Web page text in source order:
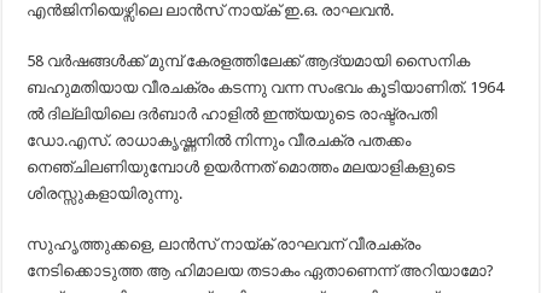
എൻജിനിയെഴ്സിലെ ലാൻസ് നായ്ക് ഇ.ഒ. രാഘവൻ.
58 വർഷങ്ങൾക്ക് മുമ്പ് കേരളത്തിലേക്ക് ആദ്യമായി സൈനിക
ബഹുമതിയായ വീരചക്രം കടന്നു വന്ന സംഭവം കൂടിയാണിത്. 1964
ൽ ദില്ലിയിലെ ദർബാർ ഹാളിൽ ഇന്ത്യയുടെ രാഷ്ട്രപതി
ഡോ.എസ്. രാധാകൃഷ്ണനിൽ നിന്നും വീരചക്ര പതക്കം
നെഞ്ചിലണിയുമ്പോൾ ഉയർന്നത് മൊത്തം മലയാളികളുടെ
ശിരസ്സുകളായിരുന്നു.
സുഹൃത്തുക്കളെ, ലാൻസ് നായ്ക് രാഘവന് വീരചക്രം
നേടിക്കൊടുത്ത ആ ഹിമാലയ തടാകം ഏതാണെന്ന് അറിയാമോ?